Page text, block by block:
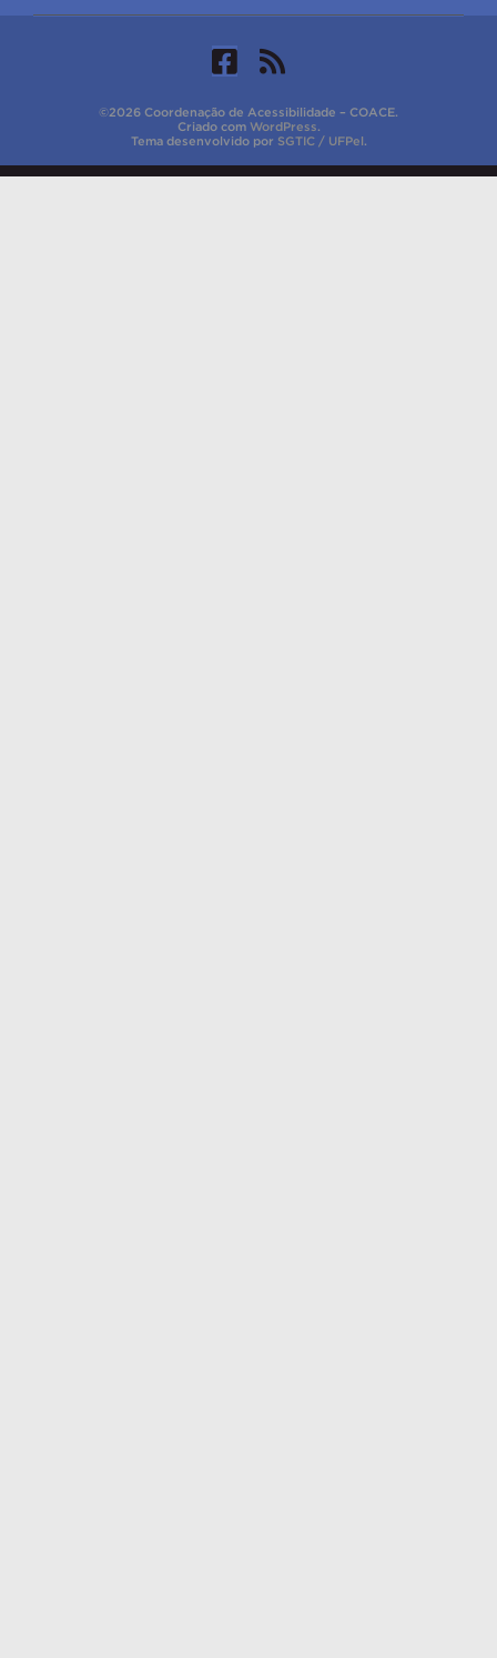
©2026 Coordenação de Acessibilidade – COACE.
Criado com WordPress.
Tema desenvolvido por SGTIC / UFPel.